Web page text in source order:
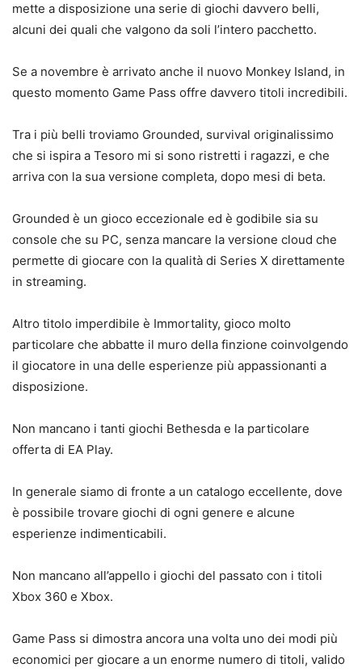
mette a disposizione una serie di giochi davvero belli,
alcuni dei quali che valgono da soli l’intero pacchetto.
Se a novembre è arrivato anche il nuovo Monkey Island, in
questo momento Game Pass offre davvero titoli incredibili.
Tra i più belli troviamo Grounded, survival originalissimo
che si ispira a Tesoro mi si sono ristretti i ragazzi, e che
arriva con la sua versione completa, dopo mesi di beta.
Grounded è un gioco eccezionale ed è godibile sia su
console che su PC, senza mancare la versione cloud che
permette di giocare con la qualità di Series X direttamente
in streaming.
Altro titolo imperdibile è Immortality, gioco molto
particolare che abbatte il muro della finzione coinvolgendo
il giocatore in una delle esperienze più appassionanti a
disposizione.
Non mancano i tanti giochi Bethesda e la particolare
offerta di EA Play.
In generale siamo di fronte a un catalogo eccellente, dove
è possibile trovare giochi di ogni genere e alcune
esperienze indimenticabili.
Non mancano all’appello i giochi del passato con i titoli
Xbox 360 e Xbox.
Game Pass si dimostra ancora una volta uno dei modi più
economici per giocare a un enorme numero di titoli, valido